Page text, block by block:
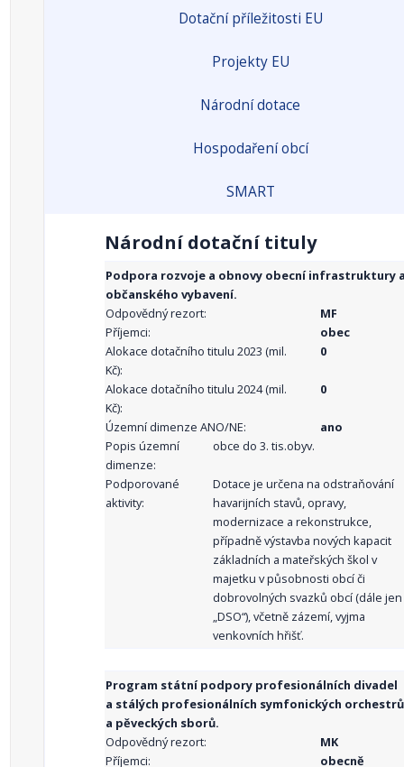
Dotační příležitosti EU
Projekty EU
Národní dotace
Hospodaření obcí
SMART
Národní dotační tituly
Podpora rozvoje a obnovy obecní infrastruktury
občanského vybavení.
Odpovědný rezort:
MF
Příjemci:
obec
Alokace dotačního titulu 2023 (mil.
Kč):
0
Alokace dotačního titulu 2024 (mil.
Kč):
0
Územní dimenze ANO/NE:
ano
Popis územní
dimenze:
obce do 3. tis.obyv.
Podporované
aktivity:
Dotace je určena na odstraňování
havarijních stavů, opravy,
modernizace a rekonstrukce,
případně výstavba nových kapacit
základních a mateřských škol v
majetku v působnosti obcí či
dobrovolných svazků obcí (dále jen
„DSO“), včetně zázemí, vyjma
venkovních hřišť.
Program státní podpory profesionálních divadel
a stálých profesionálních symfonických orchestrů
a pěveckých sborů.
Odpovědný rezort:
MK
Příjemci:
obecně